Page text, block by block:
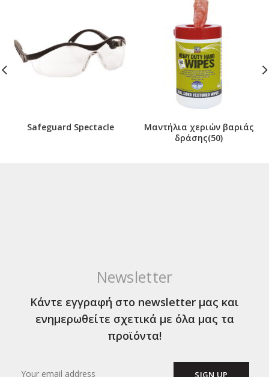
Safeguard Spectacle
Μαντήλια χεριών βαριάς
δράσης(50)
Newsletter
Κάντε εγγραφή στο newsletter μας και
ενημερωθείτε σχετικά με όλα μας τα
προϊόντα!